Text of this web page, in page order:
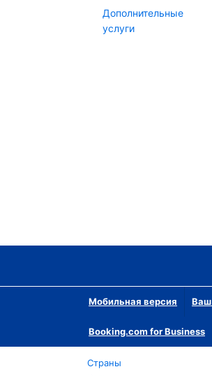
Дополнительные
услуги
Мобильная версия Ваш
Booking.com for Business
Страны